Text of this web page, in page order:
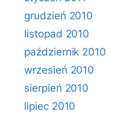
grudzień 2010
listopad 2010
październik 2010
wrzesień 2010
sierpień 2010
lipiec 2010